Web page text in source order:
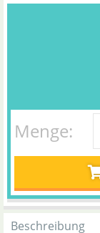
Menge:
Beschreibung